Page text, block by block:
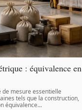
: équivalence en
mesure essentielle
tels que la construction,
équivalence…